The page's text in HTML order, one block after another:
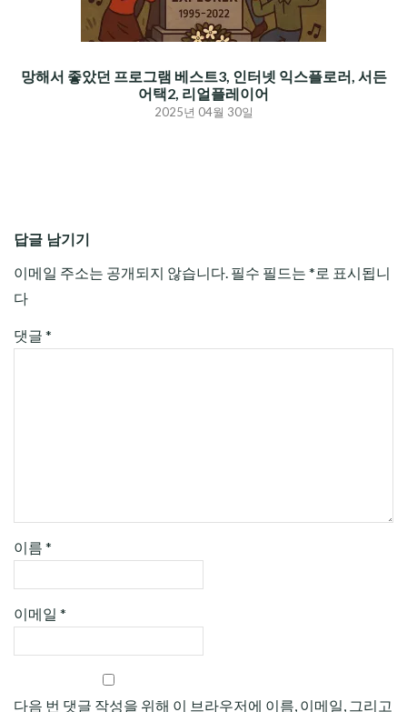
망해서 좋았던 프로그램 베스트3, 인터넷 익스플로러, 서든
어택2, 리얼플레이어
2025년 04월 30일
답글 남기기
이메일 주소는 공개되지 않습니다. 필수 필드는 * 로 표시됩니
다
댓글 *
이름 *
이메일 *
다음 번 댓글 작성을 위해 이 브라우저에 이름, 이메일, 그리고